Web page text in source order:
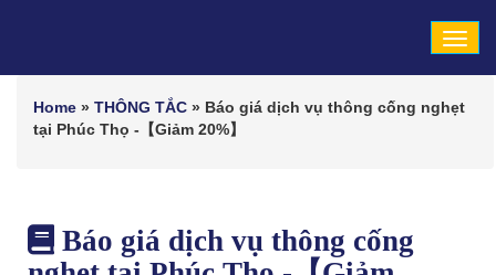
Home » THÔNG TẮC » Báo giá dịch vụ thông cống nghẹt
tại Phúc Thọ -【Giảm 20%】
Báo giá dịch vụ thông cống